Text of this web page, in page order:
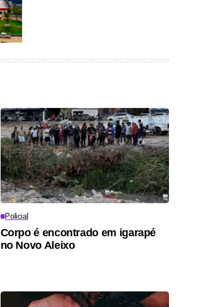
Policial
Corpo é encontrado em igarapé
no Novo Aleixo